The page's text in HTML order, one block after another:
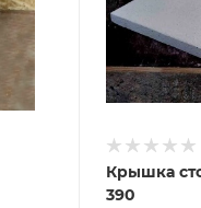
Крышка
390